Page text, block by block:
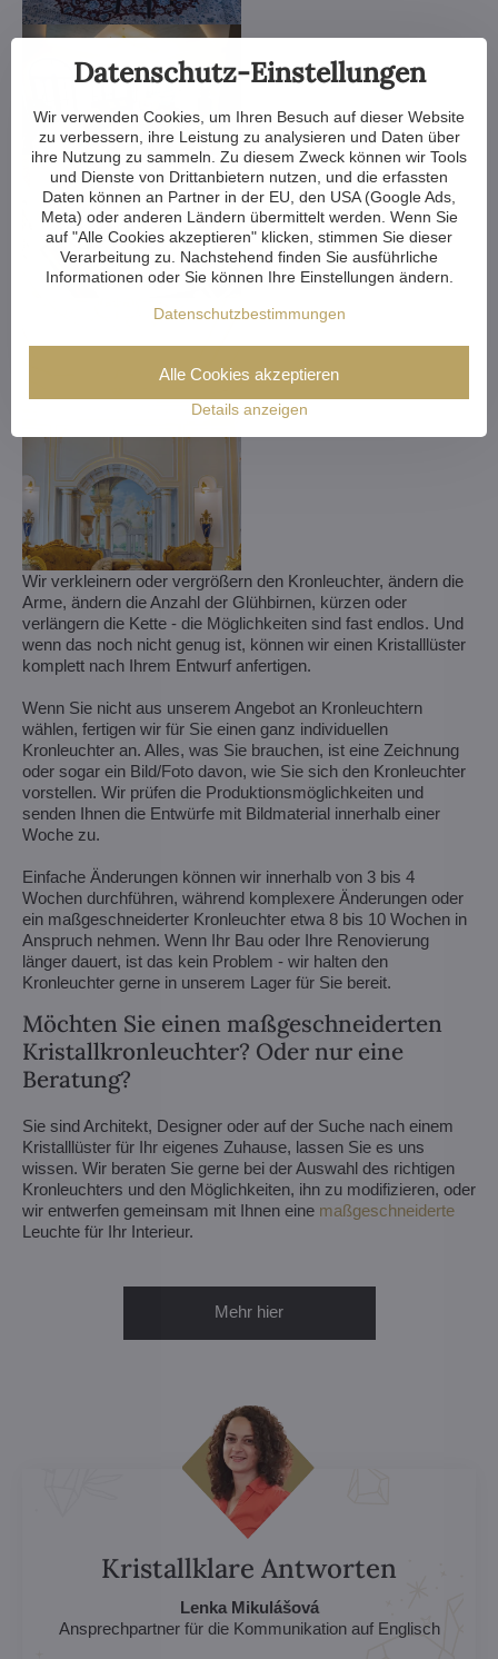
Wir verkleinern oder vergrößern den Kronleuchter, ändern die
Arme, ändern die Anzahl der Glühbirnen, kürzen oder
verlängern die Kette - die Möglichkeiten sind fast endlos. Und
wenn das noch nicht genug ist, können wir einen Kristalllüster
komplett nach Ihrem Entwurf anfertigen.
Wenn Sie nicht aus unserem Angebot an Kronleuchtern
wählen, fertigen wir für Sie einen ganz individuellen
Kronleuchter an. Alles, was Sie brauchen, ist eine Zeichnung
oder sogar ein Bild/Foto davon, wie Sie sich den Kronleuchter
vorstellen. Wir prüfen die Produktionsmöglichkeiten und
senden Ihnen die Entwürfe mit Bildmaterial innerhalb einer
Woche zu.
Einfache Änderungen können wir innerhalb von 3 bis 4
Wochen durchführen, während komplexere Änderungen oder
ein maßgeschneiderter Kronleuchter etwa 8 bis 10 Wochen in
Anspruch nehmen. Wenn Ihr Bau oder Ihre Renovierung
länger dauert, ist das kein Problem - wir halten den
Kronleuchter gerne in unserem Lager für Sie bereit.
Möchten Sie einen maßgeschneiderten
Kristallkronleuchter? Oder nur eine
Beratung?
Sie sind Architekt, Designer oder auf der Suche nach einem
Kristalllüster für Ihr eigenes Zuhause, lassen Sie es uns
wissen. Wir beraten Sie gerne bei der Auswahl des richtigen
Kronleuchters und den Möglichkeiten, ihn zu modifizieren, oder
wir entwerfen gemeinsam mit Ihnen eine maßgeschneiderte
Leuchte für Ihr Interieur.
Mehr hier
Kristallklare Antworten
Lenka Mikulášová
Ansprechpartner für die Kommunikation auf Englisch
Datenschutz-Einstellungen
Wir verwenden Cookies, um Ihren Besuch auf dieser Website
zu verbessern, ihre Leistung zu analysieren und Daten über
ihre Nutzung zu sammeln. Zu diesem Zweck können wir Tools
und Dienste von Drittanbietern nutzen, und die erfassten
Daten können an Partner in der EU, den USA (Google Ads,
Meta) oder anderen Ländern übermittelt werden. Wenn Sie
auf "Alle Cookies akzeptieren" klicken, stimmen Sie dieser
Verarbeitung zu. Nachstehend finden Sie ausführliche
Informationen oder Sie können Ihre Einstellungen ändern.
Datenschutzbestimmungen
Details anzeigen
Alle Cookies akzeptieren